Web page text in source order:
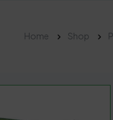
c
h
Home Shop